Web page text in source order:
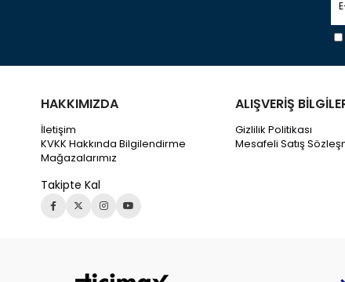
HAKKIMIZDA
İletişim
KVKK Hakkında Bilgilendirme
Mağazalarımız
Takipte Kal
ALIŞVERİŞ
Gizlilik Politikası
Mesafeli Satış